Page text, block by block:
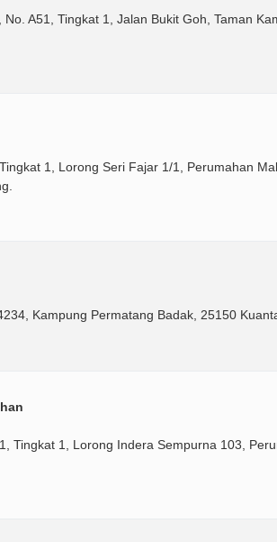
A51, Tingkat 1, Jalan Bukit Goh, Taman
1, Lorong Seri Fajar 1/1, Perumahan
Kampung Permatang Badak, 25150
Tingkat 1, Lorong Indera Sempurna 103,